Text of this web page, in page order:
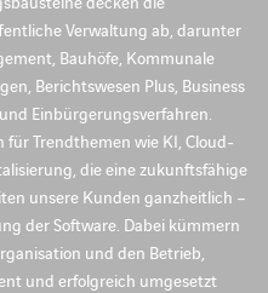
Verwaltung ab, darunter
Bauhöfe, Kommunale
Berichtswesen Plus, Business
Einbürgerungsverfahren.
Trendthemen wie KI, Cloud-
die eine zukunftsfähige
unsere Kunden ganzheitlich –
der Software. Dabei kümmern
und den Betrieb,
und erfolgreich umgesetzt